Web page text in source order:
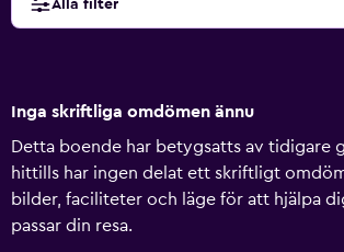
Alla filter
Inga skriftliga omdömen ännu
Detta boende har betygsatts av tidigare
hittills har ingen delat ett skriftligt
bilder, faciliteter och läge för att hjälpa
passar din resa.